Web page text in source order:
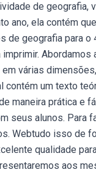
de geografia,
ano, ela contém
de geografia para o
imprimir. Abordamos
várias
contém um texto
maneira prática e
seus alunos. Para
Webtudo isso de
qualidade
aos